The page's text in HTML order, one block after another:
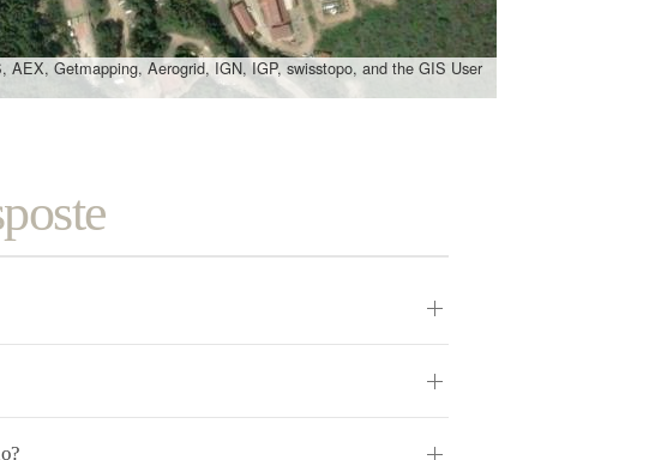
Getmapping, Aerogrid, IGN, IGP, swisstopo, and the GIS User